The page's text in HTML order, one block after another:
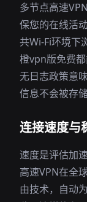
多节点高速
保您的在线活
共Wi-Fi环境下
橙vpn版免费
无日志政策意
信息不会被存
连接速度与
速度是评估加
高速VPN在全
由技术，自动